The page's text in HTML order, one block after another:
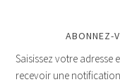
ABONNEZ-
Saisissez votre
recevoir une